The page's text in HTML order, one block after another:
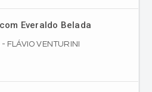
Everaldo Belada
FLÁVIO VENTURINI